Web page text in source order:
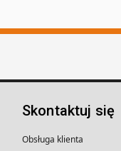
Skontaktuj się
Obsługa klienta